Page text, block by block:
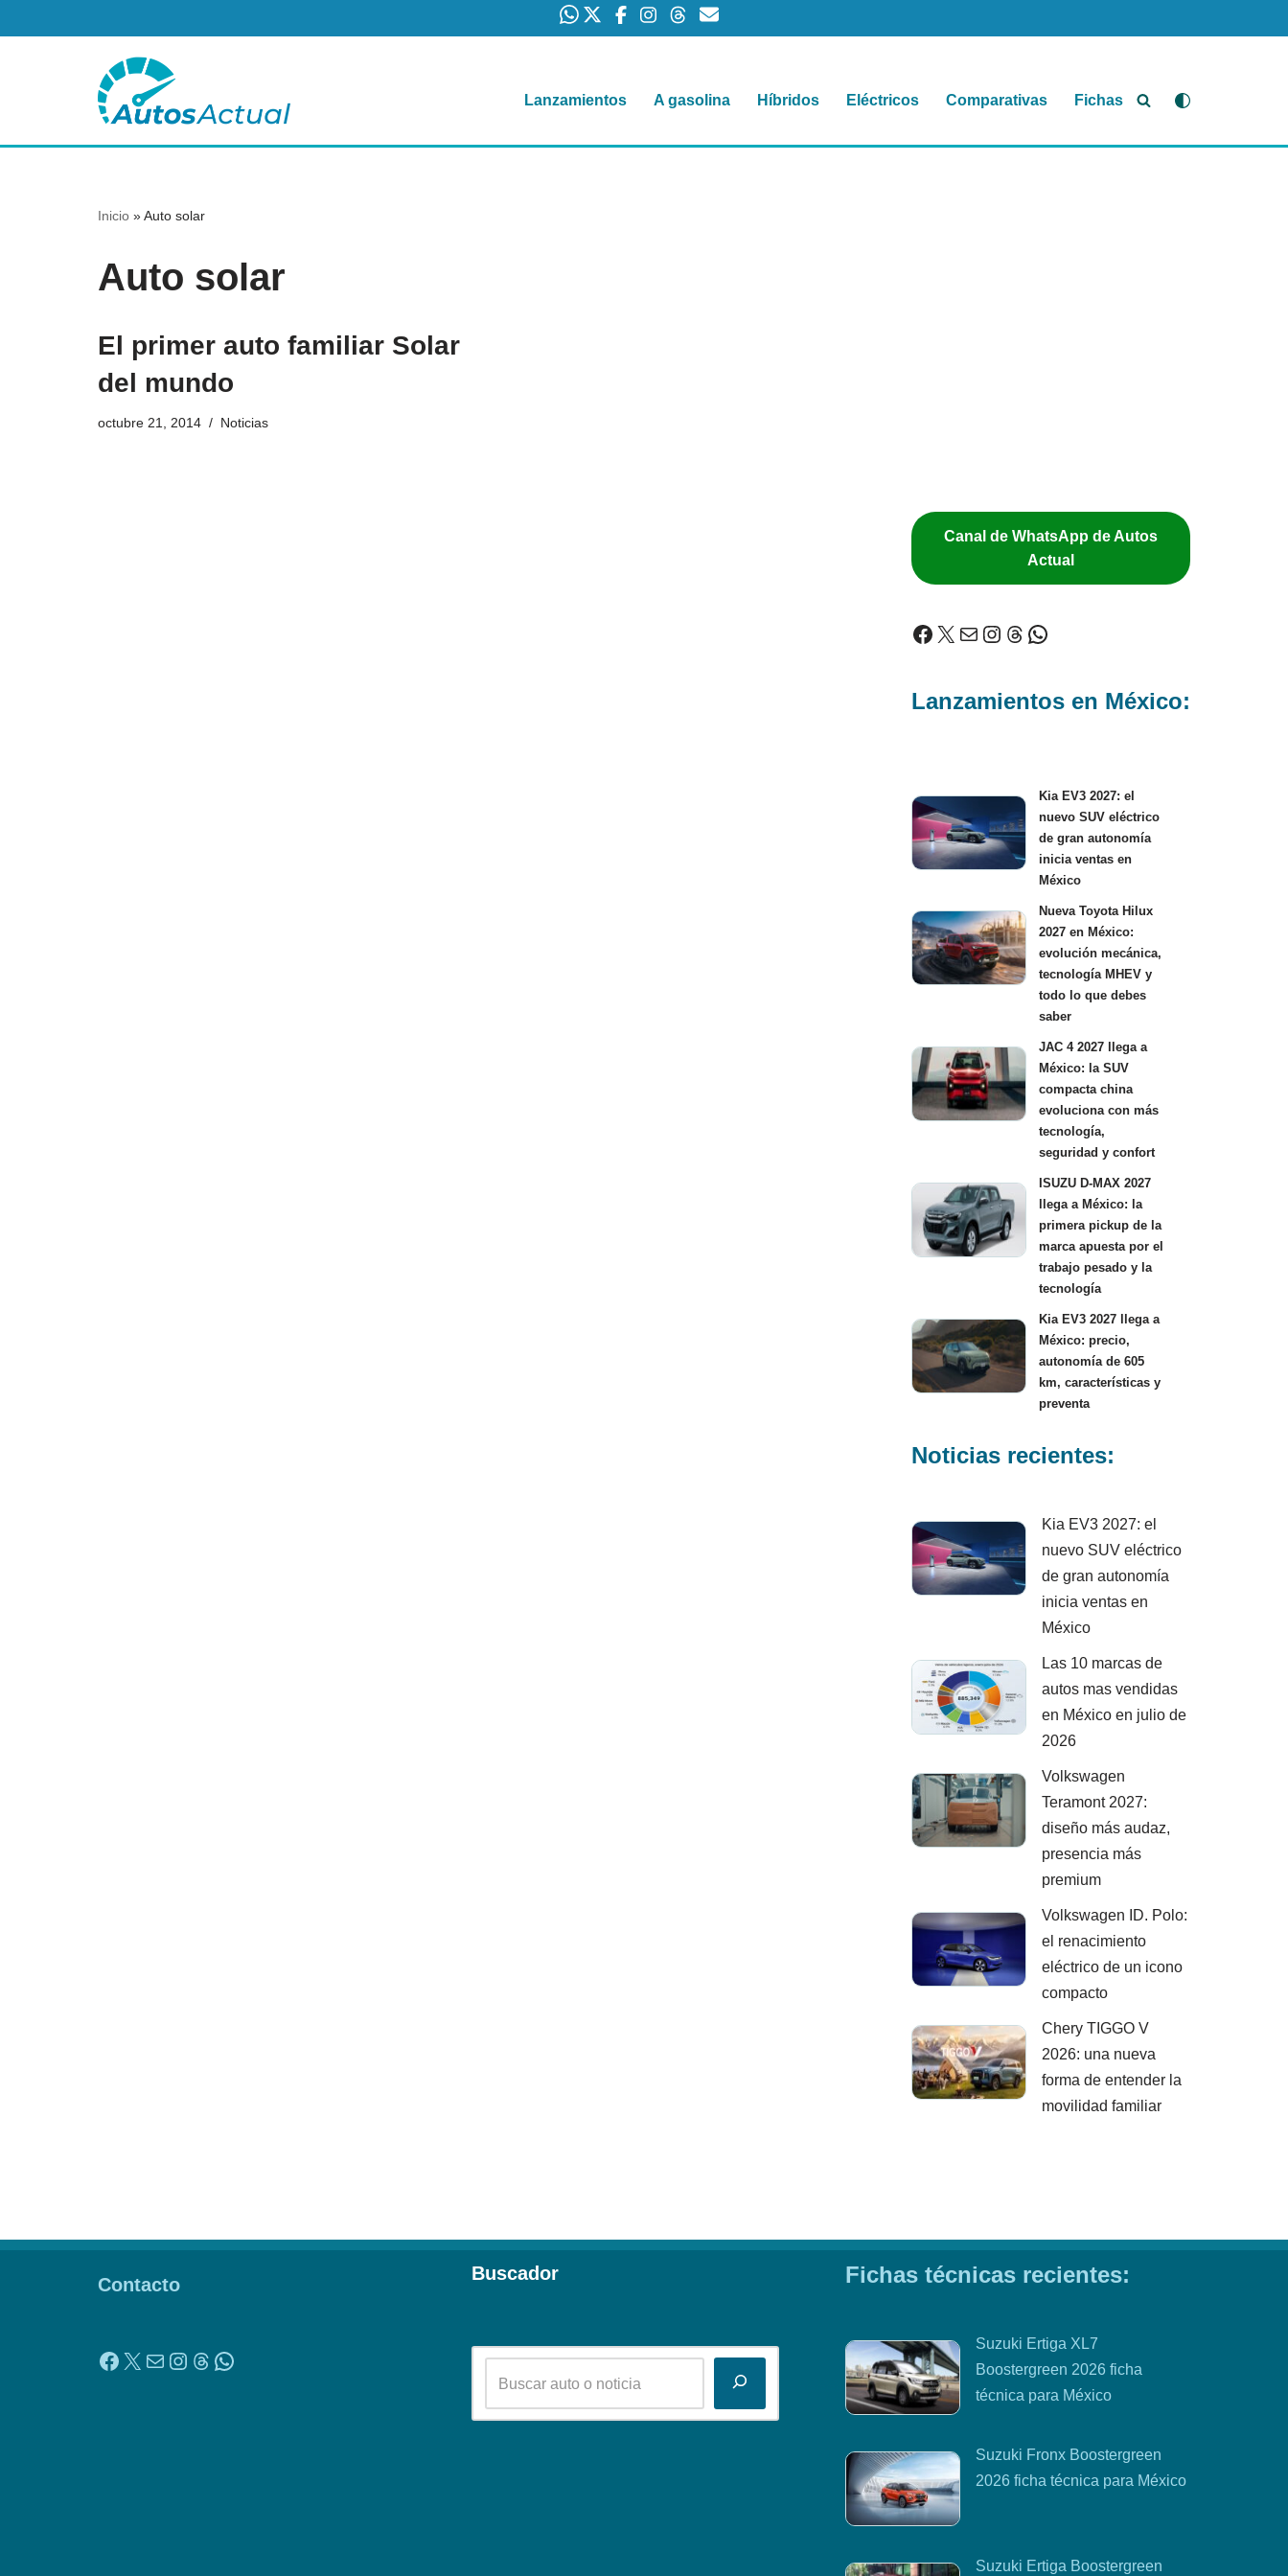
contenido
Lanzamientos A gasolina Híbridos Eléctricos Comparativas Fichas
Inicio »Auto solar
Auto solar
El primer auto familiar Solar
del mundo
octubre 21, 2014 Noticias
Canal de WhatsApp de Autos
Actual
Lanzamientos en México:
Kia EV3 2027: el
nuevo SUV eléctrico
de gran autonomía
inicia ventas en
México
Nueva Toyota Hilux
2027 en México:
evolución mecánica,
tecnología MHEV y
todo lo que debes
saber
JAC 4 2027 llega a
México: la SUV
compacta china
evoluciona con más
tecnología,
seguridad y confort
ISUZU D-MAX 2027
llega a México: la
primera pickup de la
marca apuesta por el
trabajo pesado y la
tecnología
Kia EV3 2027 llega a
México: precio,
autonomía de 605
km, características y
preventa
Noticias recientes:
Kia EV3 2027: el
nuevo SUV eléctrico
de gran autonomía
inicia ventas en
México
Las 10 marcas de
autos mas vendidas
en México en julio de
2026
Volkswagen
Teramont 2027:
diseño más audaz,
presencia más
premium
Volkswagen ID. Polo:
el renacimiento
eléctrico de un icono
compacto
Chery TIGGO V
2026: una nueva
forma de entender la
movilidad familiar
Contacto
Buscador Fichas técnicas recientes:
Suzuki Ertiga XL7
Boostergreen 2026 ficha
técnica para México
Suzuki Fronx Boostergreen
2026 ficha técnica para México
Suzuki Ertiga Boostergreen